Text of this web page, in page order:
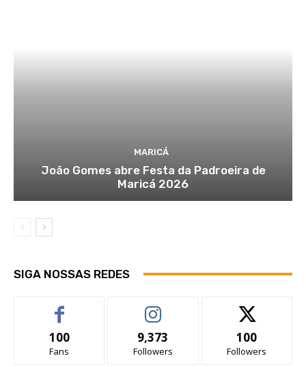
MARICÁ
João Gomes abre Festa da Padroeira de
Maricá 2026
SIGA NOSSAS REDES
100
Fans
9,373
Followers
100
Followers